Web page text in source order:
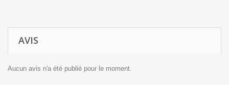
AVIS
Aucun avis n'a été publié pour le moment.